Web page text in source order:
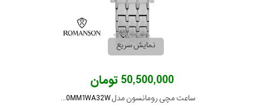
نمایش سریع
50,500,000 تومان
ساعت مچی رومانسون مدل TM3260MM1WA32W